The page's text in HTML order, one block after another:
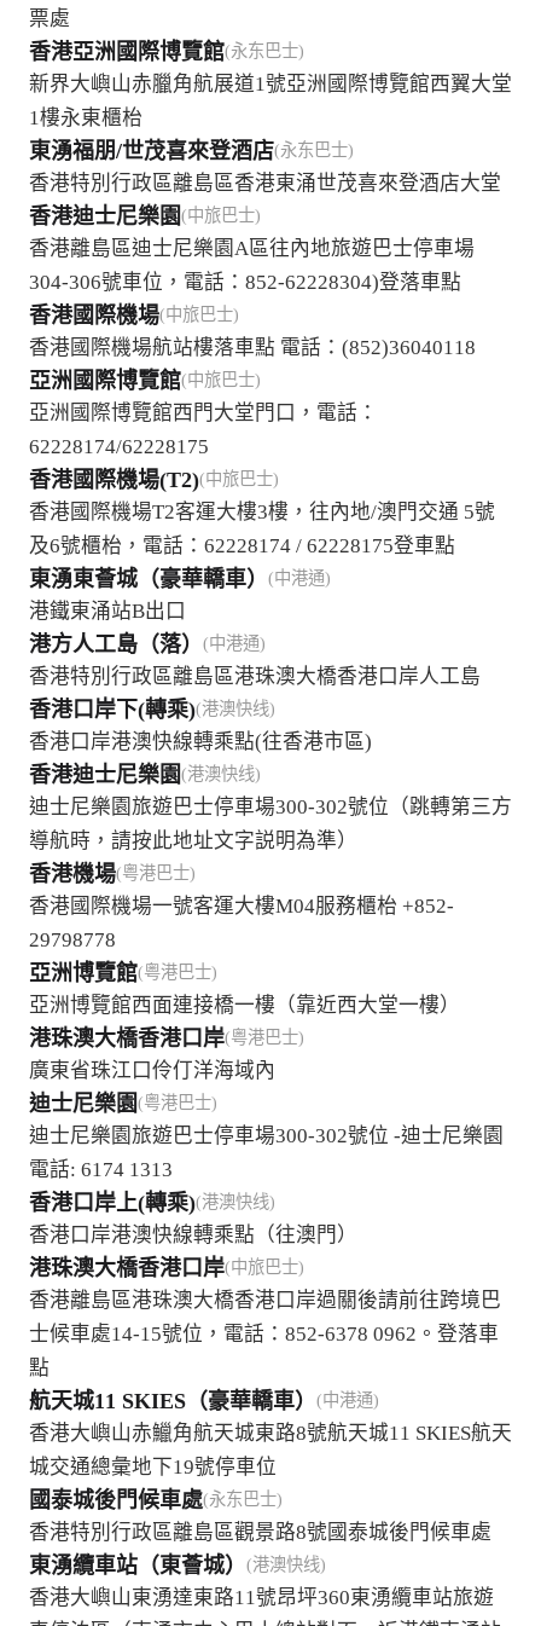
票處
香港亞洲國際博覽館(永东巴士)
新界大嶼山赤臘角航展道1號亞洲國際博覽館西翼大堂
1樓永東櫃枱
東湧福朋/世茂喜來登酒店(永东巴士)
香港特別行政區離島區香港東涌世茂喜來登酒店大堂
香港迪士尼樂園(中旅巴士)
香港離島區迪士尼樂園A區往內地旅遊巴士停車場
304-306號車位，電話：852-62228304)登落車點
香港國際機場(中旅巴士)
香港國際機場航站樓落車點 電話：(852)36040118
亞洲國際博覽館(中旅巴士)
亞洲國際博覽館西門大堂門口，電話：
62228174/62228175
香港國際機場(T2)(中旅巴士)
香港國際機場T2客運大樓3樓，往內地/澳門交通 5號
及6號櫃枱，電話：62228174 / 62228175登車點
東湧東薈城（豪華轎車） (中港通)
港鐵東涌站B出口
港方人工島（落） (中港通)
香港特別行政區離島區港珠澳大橋香港口岸人工島
香港口岸下(轉乘)(港澳快线)
香港口岸港澳快線轉乘點(往香港市區)
香港迪士尼樂園(港澳快线)
迪士尼樂園旅遊巴士停車場300-302號位（跳轉第三方
導航時，請按此地址文字説明為準）
香港機場(粤港巴士)
香港國際機場一號客運大樓M04服務櫃枱 +852-
29798778
亞洲博覽館(粤港巴士)
亞洲博覽館西面連接橋一樓（靠近西大堂一樓）
港珠澳大橋香港口岸(粤港巴士)
廣東省珠江口伶仃洋海域內
迪士尼樂園(粤港巴士)
迪士尼樂園旅遊巴士停車場300-302號位 -迪士尼樂園
電話: 6174 1313
香港口岸上(轉乘)(港澳快线)
香港口岸港澳快線轉乘點（往澳門）
港珠澳大橋香港口岸(中旅巴士)
香港離島區港珠澳大橋香港口岸過關後請前往跨境巴
士候車處14-15號位，電話：852-6378 0962。登落車
點
航天城11 SKIES（豪華轎車） (中港通)
香港大嶼山赤鱲角航天城東路8號航天城11 SKIES航天
城交通總彙地下19號停車位
國泰城後門候車處(永东巴士)
香港特別行政區離島區觀景路8號國泰城後門候車處
東湧纜車站（東薈城） (港澳快线)
香港大嶼山東湧達東路11號昂坪360東湧纜車站旅遊